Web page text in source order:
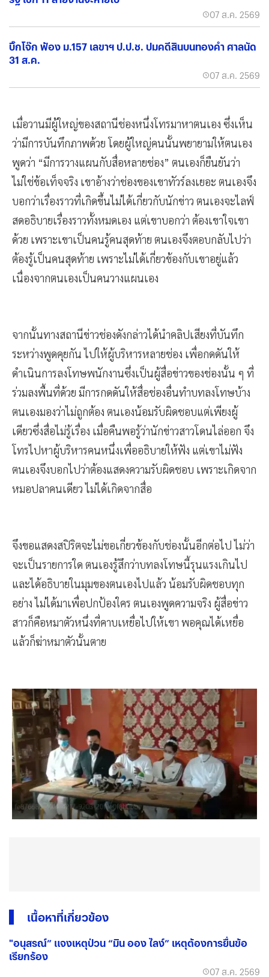
07 ส.ค. 2569
บิ๊กโจ๊ก ฟ้อง ม.157 เลขาฯ ป.ป.ช. ปมคดีสินบนทองคำ ศาลนัด
31 ส.ค.
07 ส.ค. 2569
เมื่อวานมีผู้ใหญ่ของสถานีช่องหนึ่งโทรมาหาตนเอง ซึ่งเห็น
ว่ามีการบันทึกภาพด้วย โดยผู้ใหญ่คนนั้นพยายามให้ตนเอง
พูดว่า “มีการวางแผนกับสื่อหลายช่อง” ตนเองก็ยืนยันว่า
ไม่ใช่ข้อเท็จจริง เขาอ้างว่าช่องของเขาทัวร์ลงเยอะ ตนเองจึง
บอกว่าเรื่องราวที่เกิดขึ้นไม่ได้เกี่ยวกับนักข่าว ตนเองจะไลฟ์
สดอธิบายเรื่องราวทั้งหมดเอง แต่เขาบอกว่า ต้องเขาใจเขา
ด้วย เพราะเขาเป็นคนรู้คนสุดท้าย ตนเองจึงตอบกลับไปว่า
ต้องรู้เป็นคนสุดท้าย เพราะไม่ได้เกี่ยวข้องกับเขาอยู่แล้ว
เนื่องจากตนเองเป็นคนวางแผนเอง
จากนั้นทางสถานีข่าวช่องดังกล่าวได้นำคลิปเสียงที่บันทึก
ระหว่างพูดคุยกัน ไปให้ผู้บริหารหลายช่อง เพื่อกดดันให้
ดำเนินการลงโทษพนักงานซึ่งเป็นผู้สื่อข่าวของช่องนั้น ๆ ที่
ร่วมลงพื้นที่ด้วย มีการกดดันให้สื่อช่องอื่นทำบทลงโทษบ้าง
ตนเองมองว่าไม่ถูกต้อง ตนเองน้อมรับผิดชอบแต่เพียงผู้
เดียวซึ่งสื่อไม่รู้เรื่อง เมื่อคืนพอรู้ว่านักข่าวสาวโดนไล่ออก จึง
โทรไปหาผู้บริหารคนหนึ่งเพื่ออธิบายให้ฟัง แต่เขาไม่ฟัง
ตนเองจึงบอกไปว่าต้องแสดงความรับผิดชอบ เพราะเกิดจาก
หมอปลาคนเดียว ไม่ได้เกิดจากสื่อ
จึงขอแสดงสปิริตจะไม่ขอเกี่ยวข้องกับช่องนั้นอีกต่อไป ไม่ว่า
จะเป็นรายการใด ตนเองรู้สึกว่าบทลงโทษนี้รุนแรงเกินไป
และได้อธิบายในมุมของตนเองไปแล้ว น้อมรับผิดชอบทุก
อย่าง ไม่ได้มาเพื่อปกป้องใคร ตนเองพูดความจริง ผู้สื่อข่าว
สาวก็คือหมาตัวหนึ่งที่คาบเหยื่อไปให้เขา พอคุณได้เหยื่อ
แล้วก็ฆ่าหมาตัวนั้นตาย
เนื้อหาที่เกี่ยวข้อง
"อนุสรณ์” แจงเหตุป่วน “มิน ออง ไลง์” เหตุต้องการยื่นข้อ
เรียกร้อง
07 ส.ค. 2569